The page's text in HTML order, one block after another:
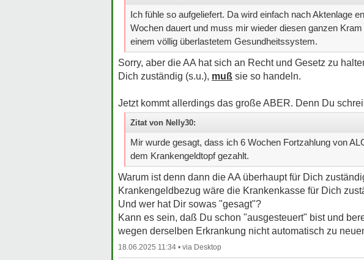
Ich fühle so aufgeliefert. Da wird einfach nach Aktenlage
Wochen dauert und muss mir wieder diesen ganzen
einem völlig überlastetem Gesundheitssystem.
Sorry, aber die AA hat sich an Recht und Gesetz zu
Dich zuständig (s.u.), muß sie so handeln.
Jetzt kommt allerdings das große ABER. Denn Du
Zitat von Nelly30:
Mir wurde gesagt, dass ich 6 Wochen Fortzahlung von
dem Krankengeldtopf gezahlt.
Warum ist denn dann die AA überhaupt für Dich
Krankengeldbezug wäre die Krankenkasse für Dich
Und wer hat Dir sowas "gesagt"?
Kann es sein, daß Du schon "ausgesteuert" bist und
wegen derselben Erkrankung nicht automatisch zu
18.06.2025 11:34 •